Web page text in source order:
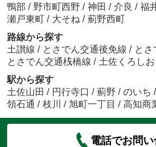
鴨部 / 野市町西野 / 神田 / 介良 / 福
瀬戸東町 / 大そね / 薊野西町
路線から探す
土讃線 / とさでん交通後免線 / とさ
とさでん交通桟橋線 / 土佐くろし
駅から探す
土佐山田 / 円行寺口 / 薊野 / のいち /
領石通 / 枝川 / 旭町一丁目 / 高知商
電話でお問